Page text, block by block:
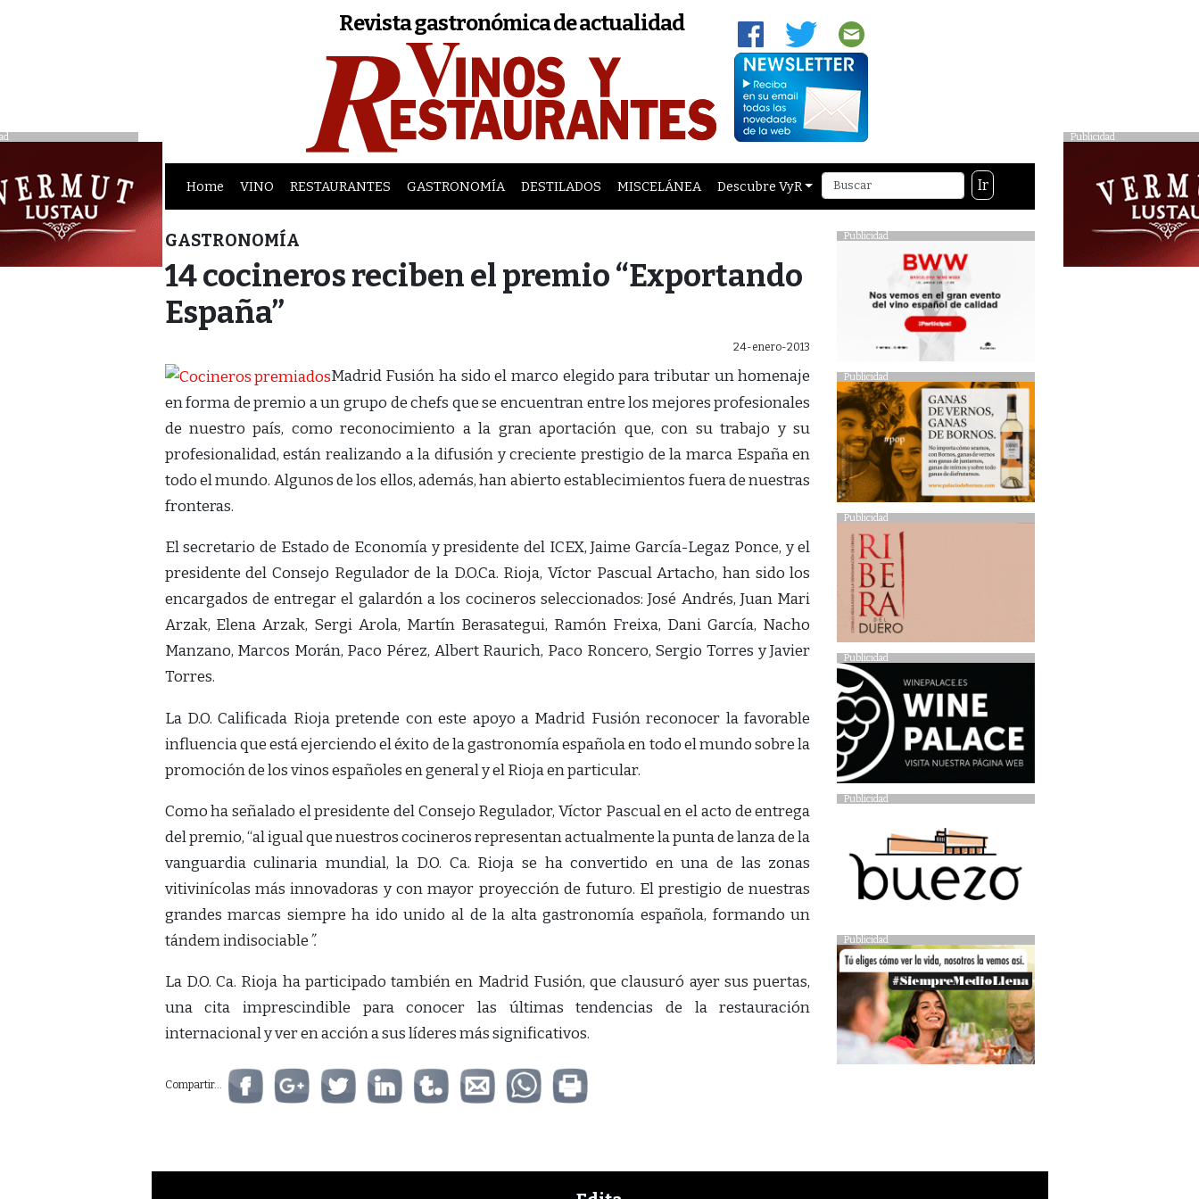
Publicidad
Revista gastronómica de actualidad
Home VINO RESTAURANTES GASTRONOMÍA DESTILADOS MISCELÁNEA Descubre VyR Ir
GASTRONOMÍA
14 cocineros reciben el premio “Exportando
España”
24-enero-2013
Madrid Fusión ha sido el marco elegido para tributar un homenaje
en forma de premio a un grupo de chefs que se encuentran entre los mejores profesionales
de nuestro país, como reconocimiento a la gran aportación que, con su trabajo y su
profesionalidad, están realizando a la difusión y creciente prestigio de la marca España en
todo el mundo. Algunos de los ellos, además, han abierto establecimientos fuera de nuestras
fronteras.
El secretario de Estado de Economía y presidente del ICEX, Jaime García-Legaz Ponce, y el
presidente del Consejo Regulador de la D.O.Ca. Rioja, Víctor Pascual Artacho, han sido los
encargados de entregar el galardón a los cocineros seleccionados: José Andrés, Juan Mari
Arzak, Elena Arzak, Sergi Arola, Martín Berasategui, Ramón Freixa, Dani García, Nacho
Manzano, Marcos Morán, Paco Pérez, Albert Raurich, Paco Roncero, Sergio Torres y Javier
Torres.
La D.O. Calificada Rioja pretende con este apoyo a Madrid Fusión reconocer la favorable
influencia que está ejerciendo el éxito de la gastronomía española en todo el mundo sobre la
promoción de los vinos españoles en general y el Rioja en particular.
Como ha señalado el presidente del Consejo Regulador, Víctor Pascual en el acto de entrega
del premio, “al igual que nuestros cocineros representan actualmente la punta de lanza de la
vanguardia culinaria mundial, la D.O. Ca. Rioja se ha convertido en una de las zonas
vitivinícolas más innovadoras y con mayor proyección de futuro. El prestigio de nuestras
grandes marcas siempre ha ido unido al de la alta gastronomía española, formando un
tándem indisociable”.
La D.O. Ca. Rioja ha participado también en Madrid Fusión, que clausuró ayer sus puertas,
una cita imprescindible para conocer las últimas tendencias de la restauración
internacional y ver en acción a sus líderes más significativos.
Compartir...
Publicidad
Publicidad
Publicidad
Publicidad
Publicidad
Publicidad